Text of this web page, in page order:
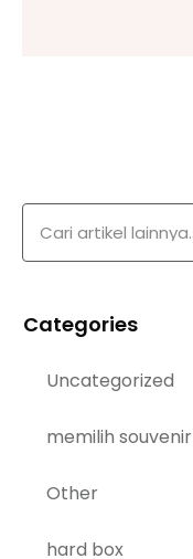
Categories
Uncategorized
memilih souvenir
Other
hard box